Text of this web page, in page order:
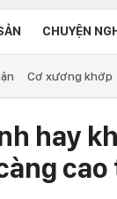
CHUYỆN
Cơ xương khớp
hay